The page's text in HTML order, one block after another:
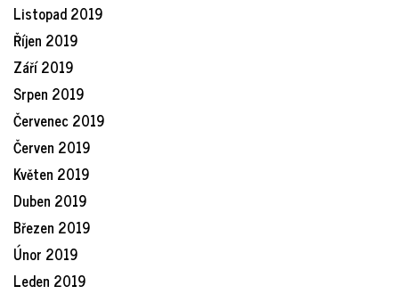
Listopad 2019
Říjen 2019
Září 2019
Srpen 2019
Červenec 2019
Červen 2019
Květen 2019
Duben 2019
Březen 2019
Únor 2019
Leden 2019